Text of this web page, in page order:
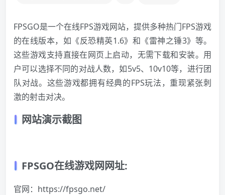
FPSGO是一个在线FPS游戏网站，提供多种热门FPS游戏
的在线版本，如《反恐精英1.6》和《雷神之锤3》等。
这些游戏支持直接在网页上启动，无需下载和安装。用
户可以选择不同的对战人数，如5v5、10v10等，进行团
队对战。这些游戏都拥有经典的FPS玩法，重现紧张刺
激的射击对决。
网站演示截图
FPSGO在线游戏网网址:
官网： https://fpsgo.net/